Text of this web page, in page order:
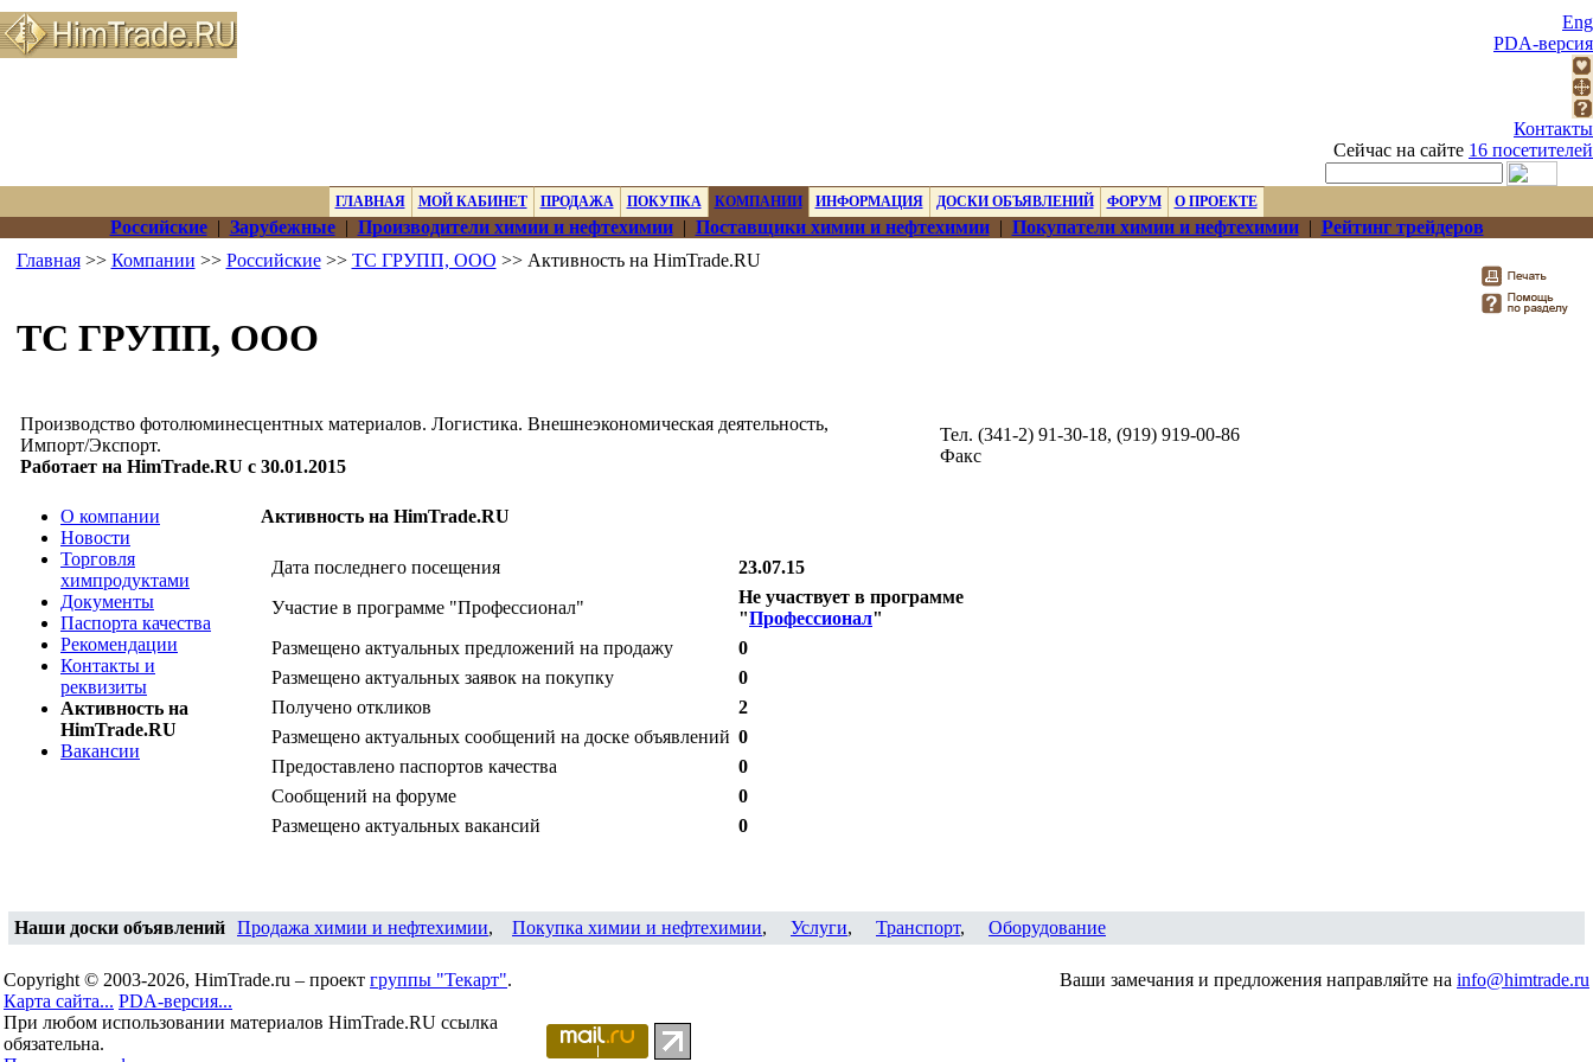
Eng
PDA-версия
Контакты
Сейчас на сайте 16 посетителей
ГЛАВНАЯ МОЙ КАБИНЕТ ПРОДАЖА ПОКУПКА КОМПАНИИ ИНФОРМАЦИЯ ДОСКИ ОБЪЯВЛЕНИЙ ФОРУМ О ПРОЕКТЕ
Российские| Зарубежные| Производители химии и нефтехимии| Поставщики химии и нефтехимии| Покупатели химии и нефтехимии| Рейтинг трейдеров
Главная>> Компании >> Российские>> ТС ГРУПП, ООО >> Активность на HimTrade.RU
ТС ГРУПП, ООО
Производство фотолюминесцентных материалов. Логистика. Внешнеэкономическая деятельность,
Импорт/Экспорт.
Работает на HimTrade.RU с 30.01.2015
Тел. (341-2) 91-30-18, (919) 919-00-86
Факс
О компании
Новости
Торговля
химпродуктами
Документы
Паспорта качества
Рекомендации
Контакты и
реквизиты
Активность на
HimTrade.RU
Вакансии
Активность на HimTrade.RU
Дата последнего посещения
23.07.15
Участие в программе "Профессионал"
Не участвует в программе
"Профессионал"
Размещено актуальных предложений на продажу
0
Размещено актуальных заявок на покупку
0
Получено откликов
2
Размещено актуальных сообщений на доске объявлений 0
Предоставлено паспортов качества
0
Сообщений на форуме
0
Размещено актуальных вакансий
0
Наши доски объявлений Продажа химии и нефтехимии, Покупка химии и нефтехимии, Услуги, Транспорт, Оборудование
Copyright © 2003-2026, HimTrade.ru – проект группы "Текарт".
Карта сайта... PDA-версия...
При любом использовании материалов HimTrade.RU ссылка
обязательна.
Ваши замечания и предложения направляйте на info@himtrade.ru